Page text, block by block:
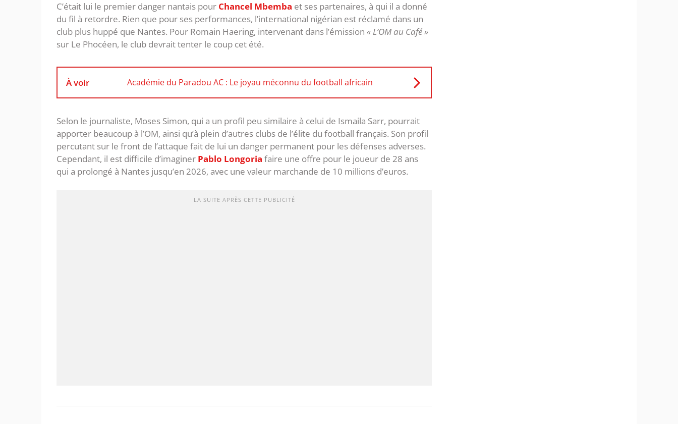
C’était lui le premier danger nantais pour Chancel Mbemba et ses partenaires, à qui il a donné
du fil à retordre. Rien que pour ses performances, l’international nigérian est réclamé dans un
club plus huppé que Nantes. Pour Romain Haering, intervenant dans l’émission « L’OM au Café »
sur Le Phocéen, le club devrait tenter le coup cet été.
À voir Académie du Paradou AC : Le joyau méconnu du football africain
Selon le journaliste, Moses Simon, qui a un profil peu similaire à celui de Ismaila Sarr, pourrait
apporter beaucoup à l’OM, ainsi qu’à plein d’autres clubs de l’élite du football français. Son profil
percutant sur le front de l’attaque fait de lui un danger permanent pour les défenses adverses.
Cependant, il est difficile d’imaginer Pablo Longoria faire une offre pour le joueur de 28 ans
qui a prolongé à Nantes jusqu’en 2026, avec une valeur marchande de 10 millions d’euros.
LA SUITE APRÈS CETTE PUBLICITÉ